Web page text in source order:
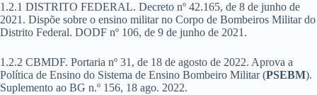
1.2.1 DISTRITO FEDERAL. Decreto nº 42.165, de 8 de junho de
2021. Dispõe sobre o ensino militar no Corpo de Bombeiros Militar do
Distrito Federal. DODF nº 106, de 9 de junho de 2021.
1.2.2 CBMDF. Portaria nº 31, de 18 de agosto de 2022. Aprova a
Política de Ensino do Sistema de Ensino Bombeiro Militar (PSEBM).
Suplemento ao BG n.º 156, 18 ago. 2022.